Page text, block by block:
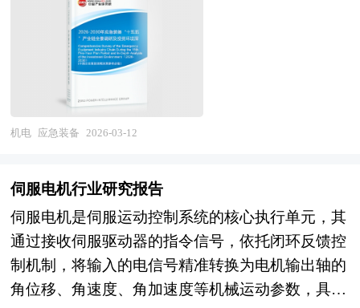
较，为客厅灯企业在激烈的市场竞争中洞察先机，
能准确及时的针对自身环境调整经营策略。
据有利地位。 本研究咨询报告由中研普华咨询公
司领衔撰写，在大量周密的市场调研基础上，主要
依据了国家统计局、国家商务部、国家发改委、国
家经济信息中心、国务院发展研究中心、国家海关
总署、全国商业信息中心、中国经济景气监测中
心、中国行业研究网、国内外相关报刊杂志的基础
行业现状、市场各类经营指标的情况、重点企业状
况、区域市场发展情况等内容进行详细的阐述和深
入的分析，着重对印制电路板（PCB）业务的发展
进行详尽深入的分析，并根据印制电路板（PCB）
行业的政策经济发展环境对印制电路板（PCB）行
了“感 - 传 - 知 - 控”一体化的闭环系统。 智能救援
设备行业研究报告主要分析了智能救援设备行业的
国内外发展概况、行业的发展环境、市场分析（市
场规模、市场结构、市场特点等）、竞争分析（行
业集中度、竞争格局、竞争组群、竞争因素等）、
产品价格分析、用户分析、替代品和互补品分析、
力、行业成长性、行业偿债能力、行业营运能力、
智能救援设备行业重点企业分析、子行业分析、区
域市场分析、行业风险分析、行业发展前景预测及
相关的经营、投资建议等。报告研究框架全面、严
谨，分析内容客观、公正、系统，真实准确地反映
总称，涵盖监测感知、指挥调度、生命搜救、破拆
运输、医疗急救、个体防护、后勤保障等多个技术
门类，具有多学科交叉、高可靠性要求、强环境适
应性及快速响应等显著特征。 近年来，随着全球
气候变化加剧、城市运行系统日益复杂、新型风险
隐患不断涌现，我国对高效、智能、协同的现代化
由“被动响应”向“主动防控”、由“单点突破”向“系统
键转型期。 在“十四五”期间，国家通过完善应急管
理体制、推进安全韧性城市建设、强化重点行业安
全生产监管等一系列举措，有效拉动了应急装备市
场需求，推动产业链初步形成覆盖上游核心元器
机电 应急装备 2026-03-12
伺服电机行业研究报告
伺服电机是伺服运动控制系统的核心执行单元，其
通过接收伺服驱动器的指令信号，依托闭环反馈控
制机制，将输入的电信号精准转换为电机输出轴的
角位移、角速度、角加速度等机械运动参数，具备